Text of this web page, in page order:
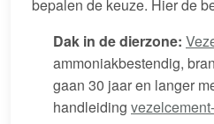
bepalen de keuze. Hier de
Dak in de dierzone:
ammoniakbestendig,
gaan 30 jaar en langer
handleiding